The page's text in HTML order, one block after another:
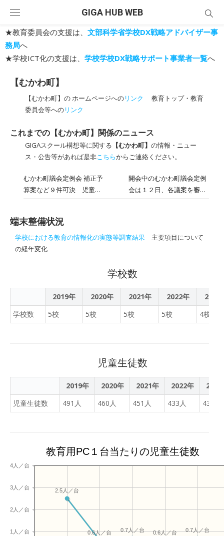
content
GIGA HUB WEB
★教育委員会の支援は、 文部科学省学校DX戦略アドバイザー事
務局へ
★学校ICT化の支援は、 学校学校DX戦略サポート事業者一覧へ
【むかわ町】
【むかわ町】の ホームページへのリンク
教育トップ・教育
委員会等へのリンク
これまでの【むかわ町】関係のニュース
GIGAスクール構想等に関する 【むかわ町】 の情報・ニュー
ス・公告等があれば是非こちらからご連絡ください。
むかわ町議会定例会 補正予
算案など９件可決 児童生
開会中のむかわ町議会定例
会は１２日、各議案を審議
生徒１人に端末１台を貸与
予算案など議案９件を原案
通り可決した。
端末整備状況
学校における教育の情報化の実態等調査結果 主要項目について
の経年変化
学校数
2019年 2020年 2021年 2022年
2023
学校数
5校 5校 5校 5校 4校
児童生徒数
2019年 2020年 2021年 2022年
2023
児童生徒数
491人 460人 451人 433人 430人
教育用PC１台当たりの児童生徒数
1人／台
2人／台
3人／台
4人／台
0.7人／台
0.6人／台
0.7人／台
0.6人／台
2.5人／台